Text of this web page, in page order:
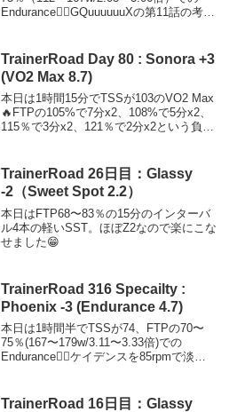
Endurance🚴‍♂️GQuuuuuuXの第11話の考察
いいなぁ。体...
TrainerRoad Day 80 : Sonora +3
(VO2 Max 8.7)
本日は1時間15分でTSSが103のVO2 Max
🔥FTPの105%で7分x2、108%で5分x2、
115％で3分x2、121％で2分x2という負荷
にめちゃくちゃキツ...
TrainerRoad 26日目：Glassy
-2（Sweet Spot 2.2）
本日はFTP68〜83％の15分のインターバ
ル4本の軽いSST。ほぼZ2なので楽にこな
せました😁
TrainerRoad 316 Specailty :
Phoenix -3 (Endurance 4.7)
本日は1時間半でTSSが74、FTPの70〜
75％(167〜179w/3.11〜3.33倍)での
Endurance🚴‍♂️ケイデンスを85rpmで淡々
TrainerRoad 16日目：Glassy